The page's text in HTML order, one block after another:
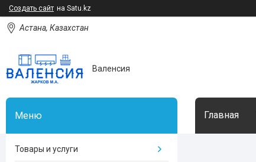
Создать сайт на Satu.kz
Астана, Казахстан
Валенсия
Главная
Товары и услуги